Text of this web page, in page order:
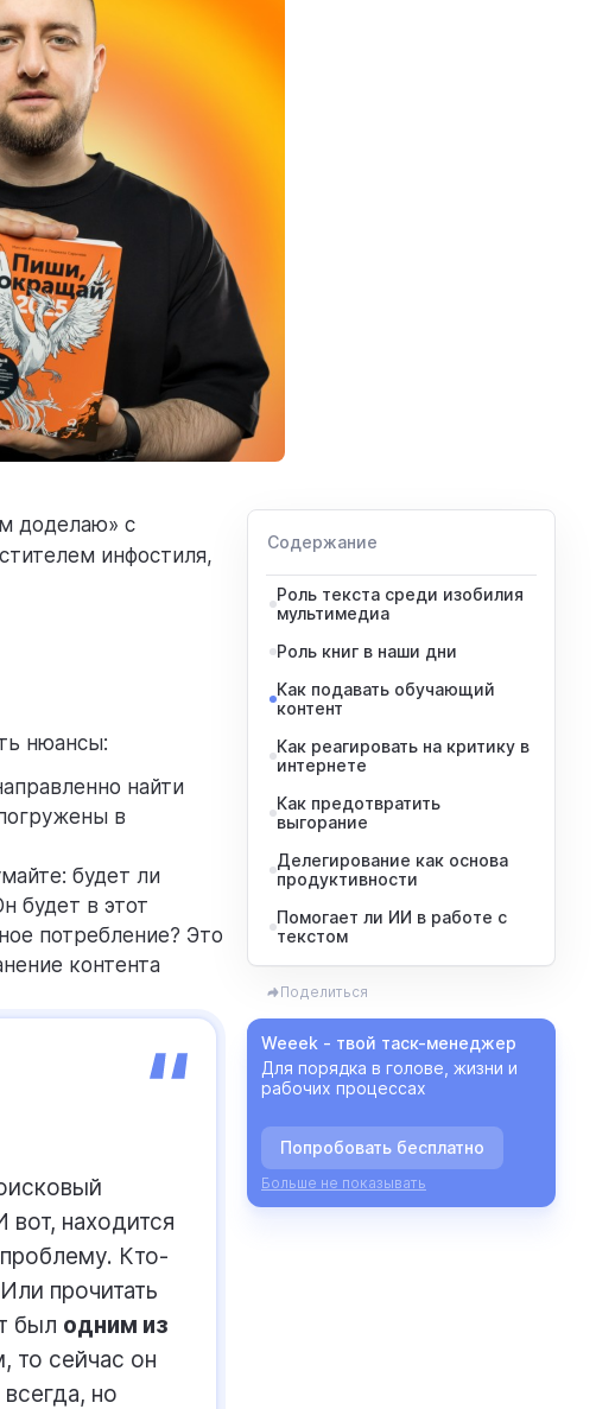
доделаю» с
инфостиля,
нюансы:
найти
в
будет ли
будет в этот
потребление? Это
контента
вот, находится
Кто-
прочитать
был одним из
то сейчас он
но
Содержание
Роль текста среди изобилия
мультимедиа
Роль книг в наши дни
Как подавать обучающий
контент
Как реагировать на критику в
интернете
Как предотвратить
выгорание
Делегирование как основа
продуктивности
Помогает ли ИИ в работе с
текстом
Поделиться
Weeek - твой таск-менеджер
Для порядка в голове, жизни и
рабочих процессах
Попробовать бесплатно
Больше не показывать